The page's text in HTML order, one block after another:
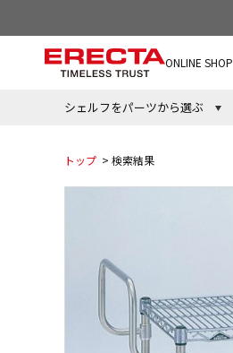
ONLINE SHOP
シェルフをパーツから選ぶ
トップ > 検索結果